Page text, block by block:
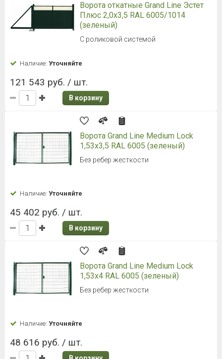
Ворота откатные Grand Line Эстет
Плюс 2,0x3,5 RAL 6005/1014
(зеленый)
С роликовой системой
Наличие: Уточняйте
121 543 руб. / шт.
В корзину
Ворота Grand Line Medium Lock
1,53x3,5 RAL 6005 (зеленый)
Без ребер жесткости
Наличие: Уточняйте
45 402 руб. / шт.
В корзину
Ворота Grand Line Medium Lock
1,53x4 RAL 6005 (зеленый)
Без ребер жесткости
Наличие: Уточняйте
48 616 руб. / шт.